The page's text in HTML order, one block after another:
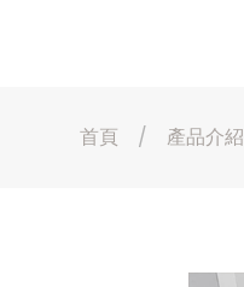
首頁 產品介紹